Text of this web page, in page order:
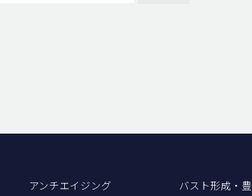
アンチエイジング バスト形成・